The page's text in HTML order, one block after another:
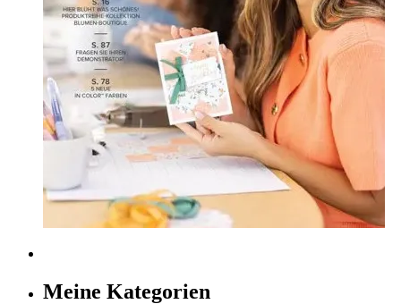
Meine Kategorien